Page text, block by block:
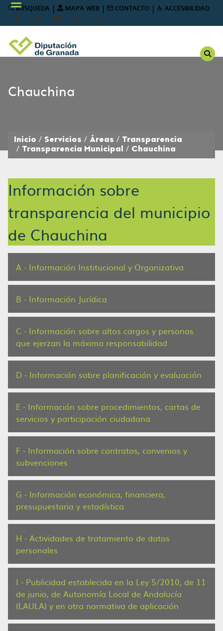
BÚSQUEDA | MAPA WEB | CONTACTO | ACCESIBILIDAD
Chauchina
Inicio Servicios Áreas
Transparencia
Transparencia Municipal
Chauchina
Información sobre
transparencia del municipio
de Chauchina
A - Información Institucional y Organizativa
B - Información Jurídica
C - Información sobre altos cargos y personas
que ejerzan la máxima responsabilidad
D - Información sobre planificación y evaluación
E - Información sobre procedimientos, cartas de
servicios y participación ciudadana
F - Información sobre contratos, convenios y
subvenciones
G - Información económica, financiera,
presupuestaria y estadística
H - Actividades de tratamiento de datos
personales
I - Publicidad establecida en la Ley 5/2010, de 11
de junio, de Autonomía Local de Andalucía
(LAULA) y en otra normativa de aplicación